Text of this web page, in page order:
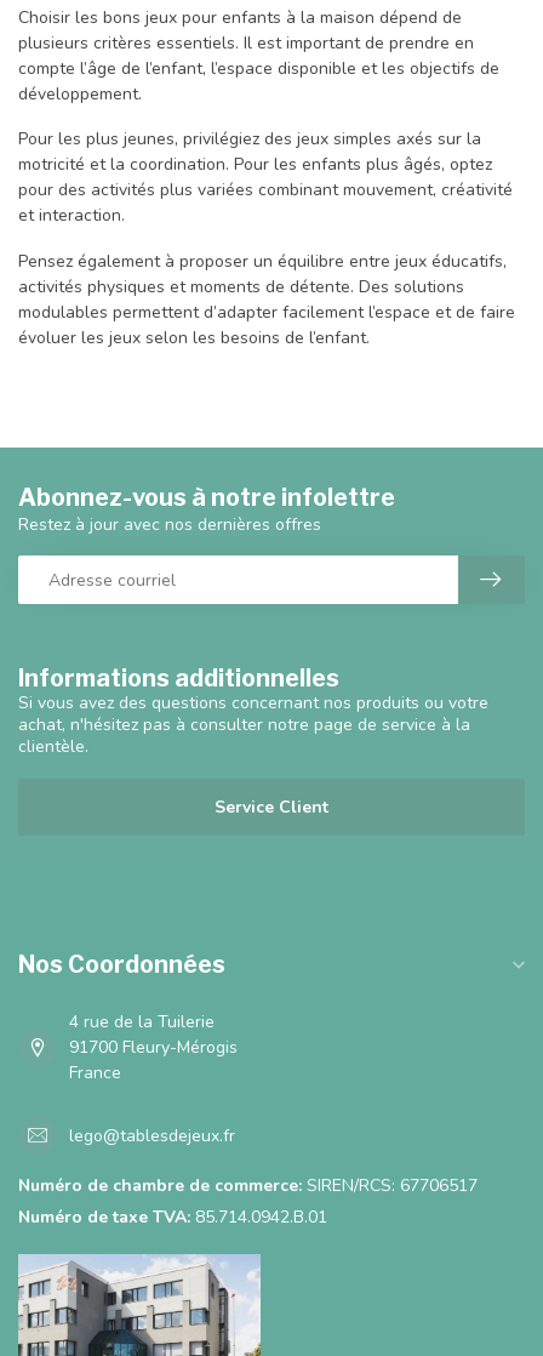
Choisir les bons jeux pour enfants à la maison dépend de
plusieurs critères essentiels. Il est important de prendre en
compte l’âge de l’enfant, l’espace disponible et les objectifs de
développement.
Pour les plus jeunes, privilégiez des jeux simples axés sur la
motricité et la coordination. Pour les enfants plus âgés, optez
pour des activités plus variées combinant mouvement, créativité
et interaction.
Pensez également à proposer un équilibre entre jeux éducatifs,
activités physiques et moments de détente. Des solutions
modulables permettent d’adapter facilement l’espace et de faire
évoluer les jeux selon les besoins de l’enfant.
Informations additionnelles
Si vous avez des questions concernant nos produits ou votre
achat, n'hésitez pas à consulter notre page de service à la
clientèle.
Service Client
Abonnez-vous à notre infolettre
Restez à jour avec nos dernières offres
Nos Coordonnées
4 rue de la Tuilerie
91700 Fleury-Mérogis
France
lego@tablesdejeux.fr
Numéro de chambre de commerce: SIREN/RCS: 67706517
Numéro de taxe TVA: 85.714.0942.B.01